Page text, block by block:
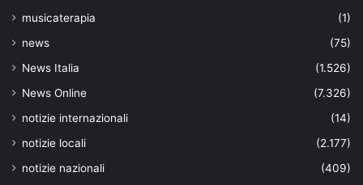
musicaterapia
(1)
news
(75)
News Italia
(1.526)
News Online
(7.326)
notizie internazionali
(14)
notizie locali
(2.177)
notizie nazionali
(409)